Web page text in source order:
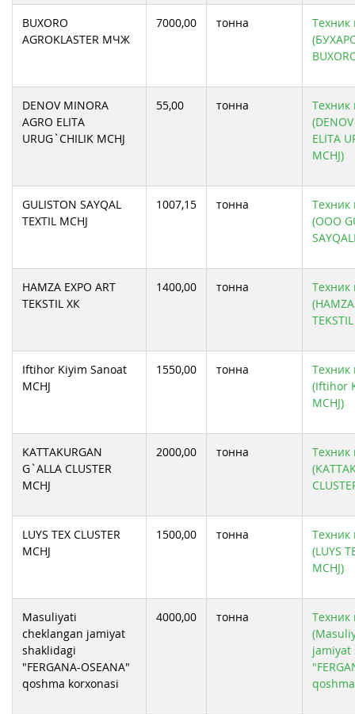
BUXORO
AGROKLASTER МЧЖ
7000,00 тонна
Техник
DENOV MINORA
AGRO ELITA
URUG`CHILIK MCHJ
55,00 тонна
Техник
ELITA
MCHJ)
GULISTON SAYQAL
TEXTIL MCHJ
1007,15 тонна
Техник
(ООО
HAMZA EXPO ART
TEKSTIL ХК
1400,00 тонна
Техник
Iftihor Kiyim Sanoat
MCHJ
1550,00 тонна
Техник
(Iftihor
MCHJ)
KATTAKURGAN
G`ALLA CLUSTER
MCHJ
2000,00 тонна
Техник
LUYS TEX CLUSTER
MCHJ
1500,00 тонна
Техник
(LUYS
MCHJ)
Masuliyati
cheklangan jamiyat
shaklidagi
"FERGANA-OSEANA"
qoshma korxonasi
4000,00 тонна
Техник
jamiyat